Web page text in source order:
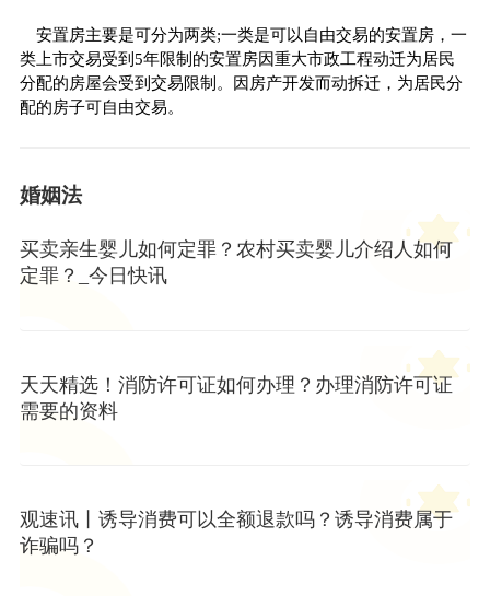
安置房主要是可分为两类;一类是可以自由交易的安置房，一
类上市交易受到5年限制的安置房因重大市政工程动迁为居民
分配的房屋会受到交易限制。因房产开发而动拆迁，为居民分
配的房子可自由交易。
婚姻法
买卖亲生婴儿如何定罪？农村买卖婴儿介绍人如何
定罪？_今日快讯
天天精选！消防许可证如何办理？办理消防许可证
需要的资料
观速讯丨诱导消费可以全额退款吗？诱导消费属于
诈骗吗？